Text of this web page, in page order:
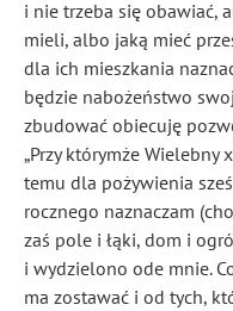
i nie trzeba się obawiać,
mieli, albo jaką mieć
dla ich mieszkania
będzie nabożeństwo
zbudować obiecuję
„Przy którymże Wielebny
temu dla pożywienia
rocznego naznaczam
zaś pole i łąki, dom i
i wydzielono ode mnie.
ma zostawać i od tych,